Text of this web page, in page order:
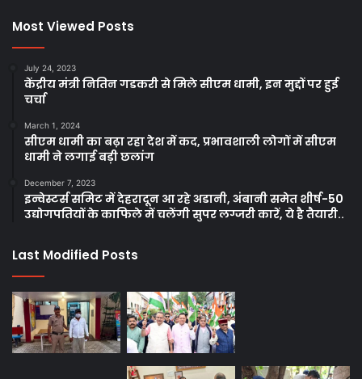
Most Viewed Posts
July 24, 2023
केंद्रीय मंत्री नितिन गडकरी से मिले सीएम धामी, इन मुद्दों पर हुई
चर्चा
March 1, 2024
सीएम धामी का बढ़ा रहा देश में कद, प्रभावशाली लोगों में सीएम
धामी ने लगाई बड़ी छलांग
December 7, 2023
इन्वेस्टर्स समिट में देहरादून आ रहे अडानी, अंबानी समेत शीर्ष-50
उद्योगपतियों के काफिले में चलेंगी सुपर लग्जरी कारें, ये है तैयारी..
Last Modified Posts